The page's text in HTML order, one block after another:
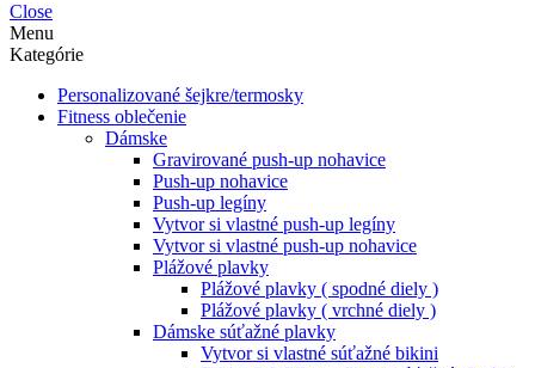
Close
Menu
Kategórie
Personalizované šejkre/termosky
Fitness oblečenie
Dámske
Gravirované push-up nohavice
Push-up nohavice
Push-up legíny
Vytvor si vlastné push-up legíny
Vytvor si vlastné push-up nohavice
Plážové plavky
Plážové plavky ( spodné diely )
Plážové plavky ( vrchné diely )
Dámske súťažné plavky
Vytvor si vlastné súťažné bikini